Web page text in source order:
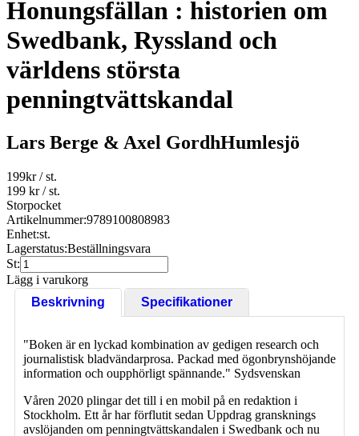
Honungsfällan : historien om
Swedbank, Ryssland och
världens största
penningtvättskandal
Lars Berge & Axel GordhHumlesjö
199kr/ st.
199 kr/ st.
Storpocket
Artikelnummer:9789100808983
Enhet:st.
Lagerstatus:Beställningsvara
St:
Lägg i varukorg
Beskrivning
Specifikationer
"Boken är en lyckad kombination av gedigen research och
journalistisk bladvändarprosa. Packad med ögonbrynshöjande
information och oupphörligt spännande." Sydsvenskan
Våren 2020 plingar det till i en mobil på en redaktion i
Stockholm. Ett år har förflutit sedan Uppdrag gransknings
avslöjanden om penningtvättskandalen i Swedbank och nu